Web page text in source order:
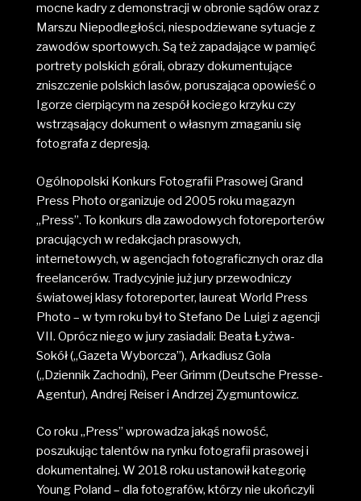
mocne kadry z demonstracji w obronie sądów oraz z
Marszu Niepodległości, niespodziewane sytuacje z
zawodów sportowych. Są też zapadające w pamięć
portrety polskich górali, obrazy dokumentujące
zniszczenie polskich lasów, poruszająca opowieść o
Igorze cierpiącym na zespół kociego krzyku czy
wstrząsający dokument o własnym zmaganiu się
fotografa z depresją.
Ogólnopolski Konkurs Fotografii Prasowej Grand
Press Photo organizuje od 2005 roku magazyn
„Press”. To konkurs dla zawodowych fotoreporterów
pracujących w redakcjach prasowych,
internetowych, w agencjach fotograficznych oraz dla
freelancerów. Tradycyjnie już jury przewodniczy
światowej klasy fotoreporter, laureat World Press
Photo – w tym roku był to Stefano De Luigi z agencji
VII. Oprócz niego w jury zasiadali: Beata Łyżwa-
Sokół („Gazeta Wyborcza”), Arkadiusz Gola
(„Dziennik Zachodni), Peer Grimm (Deutsche Presse-
Agentur), Andrej Reiser i Andrzej Zygmuntowicz.
Co roku „Press” wprowadza jakąś nowość,
poszukując talentów na rynku fotografii prasowej i
dokumentalnej. W 2018 roku ustanowił kategorię
Young Poland – dla fotografów, którzy nie ukończyli